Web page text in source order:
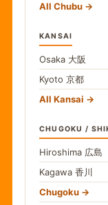
All Chubu
KANSAI
Osaka 大阪
Kyoto 京都
All Kansai
CHUGOKU /
Hiroshima 広島
Kagawa 香川
Chugoku